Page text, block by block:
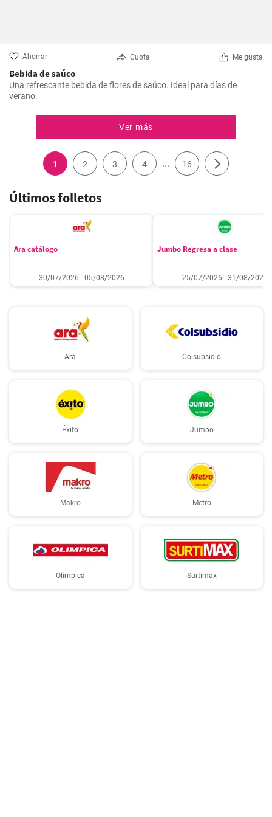
Ahorrar Cuota Me gusta
Bebida de saúco
Una refrescante bebida de flores de saúco. Ideal para días de
verano.
Ver más
1 2 3 4 ... 16
Últimos folletos
Ara catálogo
30/07/2026 - 05/08/2026
Jumbo Regresa a clase
25/07/2026 - 31/08/2026
Ara Colsubsidio
Éxito Jumbo
Makro Metro
Olímpica Surtimax